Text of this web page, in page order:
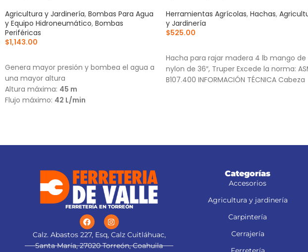
Agricultura y Jardinería, Bombas Para Agua
y Equipo Hidroneumático, Bombas
Periféricas
$1,143.00
Genera mayor presión y bombea el agua a
una mayor altura
Altura máxima: 45 m
Flujo máximo: 42 L/min
Herramientas Agrícolas, Hachas,
y Jardinería
$525.00
Hacha para rajar madera 4 lb mango de
nylon de 36″, Truper Excede la norma:
B107.400 INFORMACIÓN TÉCNICA Cabeza
FERRETERÍA EN TORREÓN
Calz. Abastos 227, Esq, Calz Cuitláhuac,
Santa María, 27020 Torreón, Coahuila
Categorías
Accesorios
Agricultura y jardinería
Carpintería
Cerrajería